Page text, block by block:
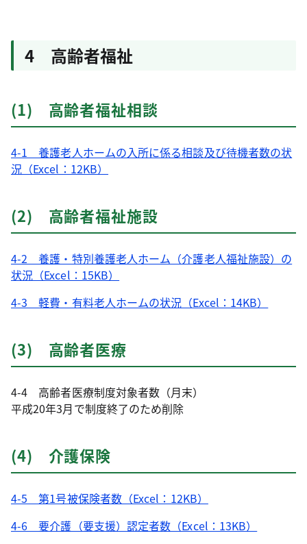
4 高齢者福祉
(1) 高齢者福祉相談
4-1 養護老人ホームの入所に係る相談及び待機者数の状
況（Excel：12KB）
(2) 高齢者福祉施設
4-2 養護・特別養護老人ホーム（介護老人福祉施設）の
状況（Excel：15KB）
4-3 軽費・有料老人ホームの状況（Excel：14KB）
(3) 高齢者医療
4-4 高齢者医療制度対象者数（月末）
平成20年3月で制度終了のため削除
(4) 介護保険
4-5 第1号被保険者数（Excel：12KB）
4-6 要介護（要支援）認定者数（Excel：13KB）